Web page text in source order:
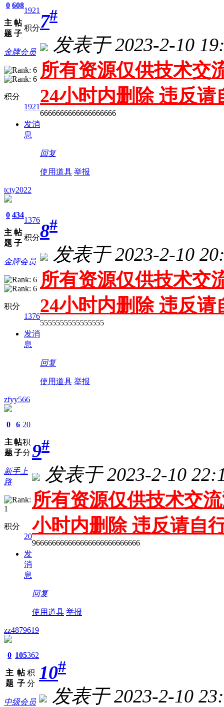
0
主
题
608
帖
子
1921
积分
金牌会员
积分
1921
发消
息
7#
发表于 2023-2-10
所有资源仅供技术交
24小时内删除 违反
6666666666666666666
回复
使用道具 举报
tcty2022
0
主
题
434
帖
子
1376
积分
金牌会员
积分
1376
发消
息
8#
发表于 2023-2-10
所有资源仅供技术交
24小时内删除 违反
5555555555555555
回复
使用道具 举报
zfyy566
0
主
题
6
帖
子
20
积
分
新手上
路
积分
20
发
消
息
9#
发表于 2023-2-10
所有资源仅供技术交
小时内删除 违反请自
966666666666666666666666666
回复
使用道具 举报
zz4879619
0
主
题
105
帖
子
362
积
分
中级会员
10#
发表于 2023-2-10